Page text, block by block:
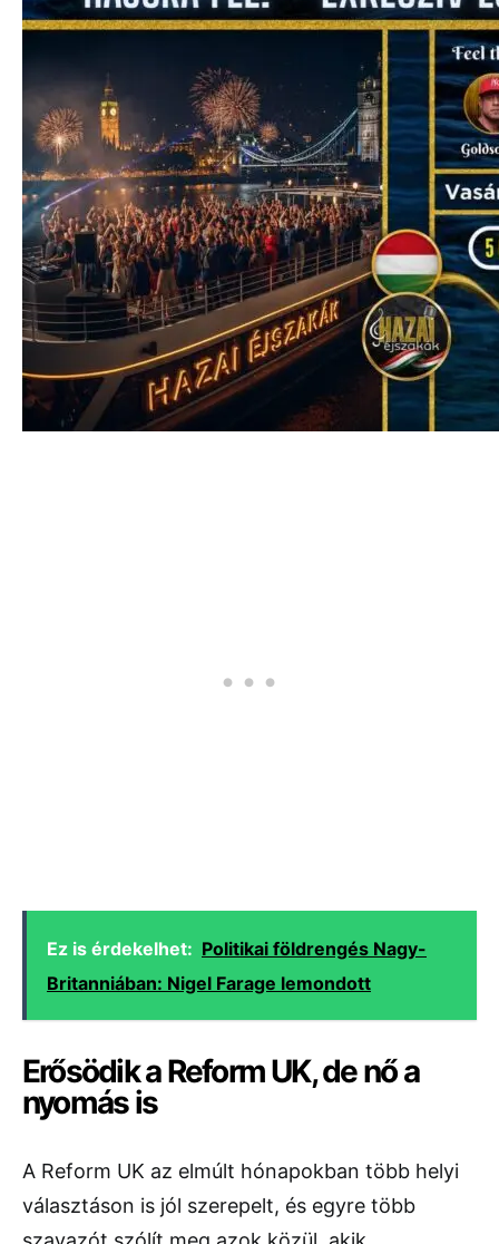
Ez is érdekelhet: Politikai földrengés Nagy-
Britanniában: Nigel Farage lemondott
Erősödik a Reform UK, de nő a
nyomás is
A Reform UK az elmúlt hónapokban több helyi
választáson is jól szerepelt, és egyre több